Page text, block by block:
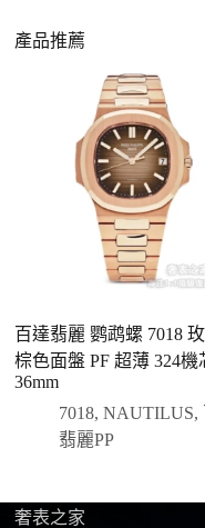
請先透過網站上的聯
們會先幫您確認版本
二、確認款式與價格
客服會與您確認品
有現貨會直接幫您
說明大約出貨時間。
三、安排付款方
您可以選擇先付
前或收到實拍照
付款，我們會在
優惠的方案。部
方式，具體以當
四、填寫收件資料與
確認款式與付款後
供最新物流資訊與查
合日常通勤與旅
產品推薦
百達翡麗 鹦鹉螺 7018
棕色面盤 PF 超薄 324機
36mm
7018,NAUTILUS,
翡麗PP
奢表之家